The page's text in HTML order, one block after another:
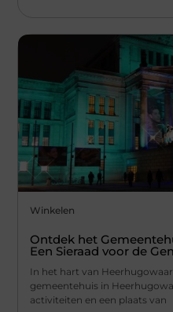
Winkelen
Ontdek het
Een Sieraad voor de
In het hart van
gemeentehuis in
activiteiten en een plaats van